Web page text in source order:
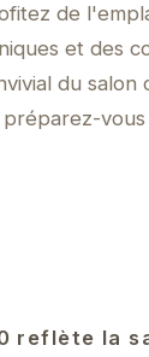
de
et des
du
reflète la